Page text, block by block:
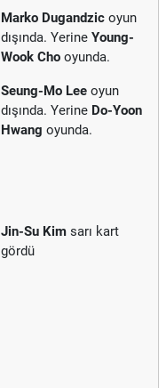
Marko Dugandzic oyun
dışında. Yerine Young-
Wook Cho oyunda.
Seung-Mo Lee oyun
dışında. Yerine Do-Yoon
Hwang oyunda.
Jin-Su Kim sarı kart
gördü